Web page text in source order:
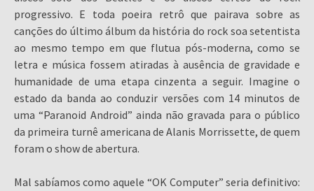
progressivo. E toda poeira retrô que pairava sobre as
canções do último álbum da história do rock soa setentista
ao mesmo tempo em que flutua pós-moderna, como se
letra e música fossem atiradas à ausência de gravidade e
humanidade de uma etapa cinzenta a seguir. Imagine o
estado da banda ao conduzir versões com 14 minutos de
uma “Paranoid Android” ainda não gravada para o público
da primeira turnê americana de Alanis Morrissette, de quem
foram o show de abertura.
Mal sabíamos como aquele “OK Computer” seria definitivo: